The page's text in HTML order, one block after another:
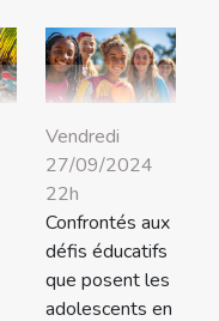
Vendredi
27/09/2024
22h
Confrontés aux
défis éducatifs
que posent les
adolescents en